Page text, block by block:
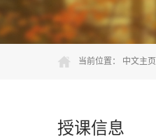
当前位置： 中文主页
授课信息